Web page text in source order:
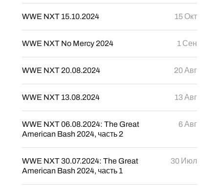
WWE NXT 15.10.2024 15 Окт
WWE NXT No Mercy 2024 1 Сен
WWE NXT 20.08.2024 20 Авг
WWE NXT 13.08.2024 13 Авг
WWE NXT 06.08.2024: The Great
American Bash 2024, часть 2
6 Авг
WWE NXT 30.07.2024: The Great
American Bash 2024, часть 1
30 Июл